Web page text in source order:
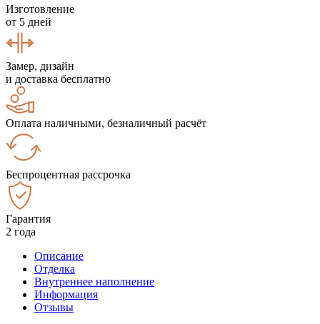
Изготовление
от 5 дней
Замер, дизайн
и доставка бесплатно
Оплата наличными, безналичный расчёт
Беспроцентная рассрочка
Гарантия
2 года
Описание
Отделка
Внутреннее наполнение
Информация
Отзывы